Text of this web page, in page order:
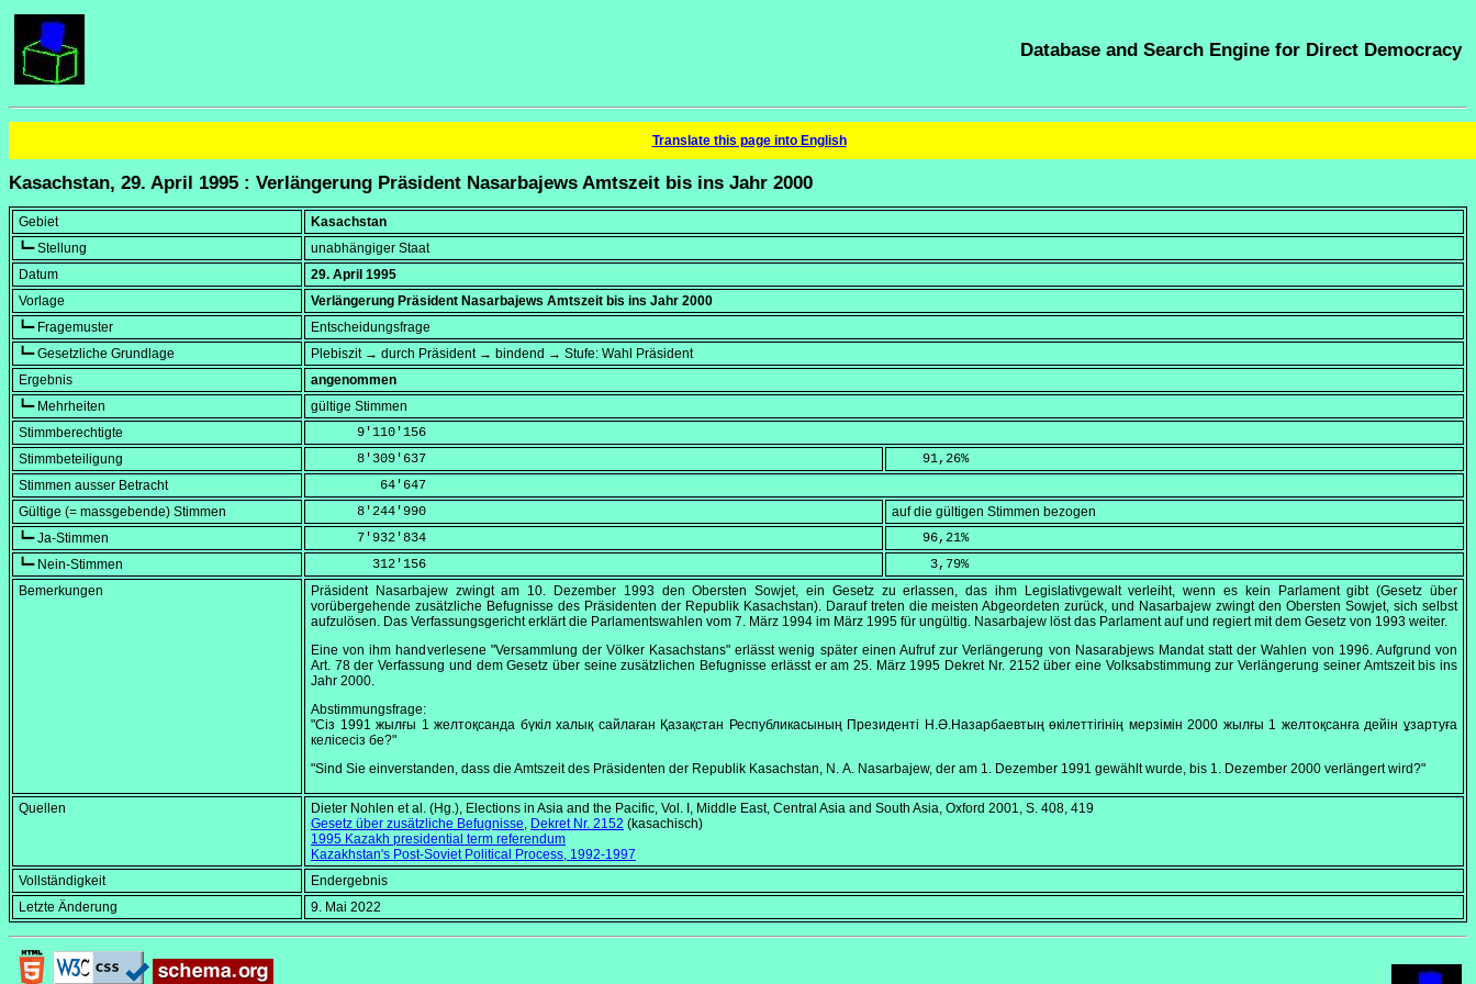
Database and Search Engine for Direct Democracy
Translate this page into English
Kasachstan, 29. April 1995 : Verlängerung Präsident Nasarbajews Amtszeit bis ins Jahr 2000
Gebiet
Kasachstan
┗━ Stellung
unabhängiger Staat
Datum
29. April 1995
Vorlage
Verlängerung Präsident Nasarbajews Amtszeit bis ins Jahr 2000
┗━ Fragemuster
Entscheidungsfrage
┗━ Gesetzliche Grundlage
Plebiszit → durch Präsident → bindend → Stufe: Wahl Präsident
Ergebnis
angenommen
┗━ Mehrheiten
gültige Stimmen
Stimmberechtigte
      9'110'156
Stimmbeteiligung
      8'309'637
    91,26
%
Stimmen ausser Betracht
         64'647
Gültige (= massgebende) Stimmen
      8'244'990
auf die gültigen Stimmen bezogen
┗━ Ja-Stimmen
      7'932'834
    96,21
%
┗━ Nein-Stimmen
        312'156
     3,79
%
Bemerkungen
Präsident Nasarbajew zwingt am 10. Dezember 1993den Obersten Sowjet, ein Gesetz zu erlassen, das ihm Legislativgewalt verleiht, wenn es kein Parlament gibt (Gesetz über
vorübergehende zusätzliche Befugnisse des Präsidenten der Republik Kasachstan). Darauf treten die meisten Abgeordeten zurück, und Nasarbajew zwingt den Obersten Sowjet, sich selbst
aufzulösen. Das Verfassungsgericht erklärt die Parlamentswahlen vom 7. März 1994 im März 1995 für ungültig. Nasarbajew löst das Parlament auf und regiert mit dem Gesetz von 1993 weiter.
Eine von ihm handverlesene "Versammlung der Völker Kasachstans" erlässt wenig später einen Aufruf zur Verlängerung von Nasarabjews Mandat statt der Wahlen von 1996. Aufgrund von
Art. 78 der Verfassung und dem Gesetz über seine zusätzlichen Befugnisse erlässt er am 25. März 1995 Dekret Nr. 2152 über eine Volksabstimmung zur Verlängerung seiner Amtszeit bis ins
Jahr 2000.
Abstimmungsfrage:
"Сiз 1991 жылғы 1 желтоқсанда бүкiл халық сайлаған Қазақстан Республикасының Президентi Н.Ә.Назарбаевтың өкiлеттiгiнiң мерзiмiн 2000 жылғы 1 желтоқсанға дейiн ұзартуға
келiсесiз бе?"
"Sind Sie einverstanden, dass die Amtszeit des Präsidenten der Republik Kasachstan, N. A. Nasarbajew, der am 1. Dezember 1991 gewählt wurde, bis 1. Dezember 2000 verlängert wird?"
Quellen Dieter Nohlen et al. (Hg.), Elections in Asia and the Pacific, Vol. I, Middle East, Central Asia and South Asia, Oxford 2001, S. 408, 419
Gesetz über zusätzliche Befugnisse, Dekret Nr. 2152 (kasachisch)
1995 Kazakh presidential term referendum
Kazakhstan's Post-Soviet Political Process, 1992-1997
Vollständigkeit
Endergebnis
Letzte Änderung
9. Mai 2022